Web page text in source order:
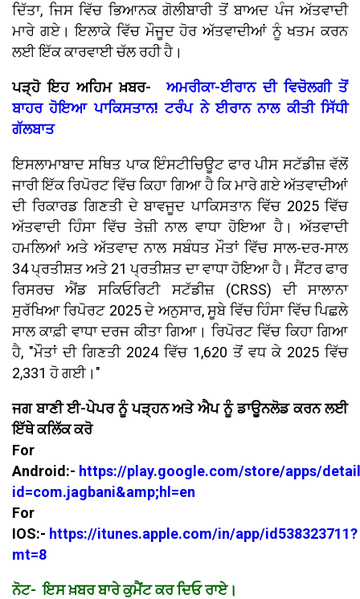
ਦਿੱਤਾ, ਜਿਸ ਵਿੱਚ ਭਿਆਨਕ ਗੋਲੀਬਾਰੀ ਤੋਂ ਬਾਅਦ ਪੰਜ ਅੱਤਵਾਦੀ
ਮਾਰੇ ਗਏ। ਇਲਾਕੇ ਵਿੱਚ ਮੌਜੂਦ ਹੋਰ ਅੱਤਵਾਦੀਆਂ ਨੂੰ ਖਤਮ ਕਰਨ
ਲਈ ਇੱਕ ਕਾਰਵਾਈ ਚੱਲ ਰਹੀ ਹੈ।
ਪੜ੍ਹੋ ਇਹ ਅਹਿਮ ਖ਼ਬਰ-
ਅਮਰੀਕਾ-ਈਰਾਨ ਦੀ ਵਿਚੋਲਗੀ ਤੋਂ
ਬਾਹਰ ਹੋਇਆ ਪਾਕਿਸਤਾਨ! ਟਰੰਪ ਨੇ ਈਰਾਨ ਨਾਲ ਕੀਤੀ ਸਿੱਧੀ
ਗੱਲਬਾਤ
ਇਸਲਾਮਾਬਾਦ ਸਥਿਤ ਪਾਕ ਇੰਸਟੀਚਿਊਟ ਫਾਰ ਪੀਸ ਸਟੱਡੀਜ਼ ਵੱਲੋਂ
ਜਾਰੀ ਇੱਕ ਰਿਪੋਰਟ ਵਿੱਚ ਕਿਹਾ ਗਿਆ ਹੈ ਕਿ ਮਾਰੇ ਗਏ ਅੱਤਵਾਦੀਆਂ
ਦੀ ਰਿਕਾਰਡ ਗਿਣਤੀ ਦੇ ਬਾਵਜੂਦ ਪਾਕਿਸਤਾਨ ਵਿੱਚ 2025 ਵਿੱਚ
ਅੱਤਵਾਦੀ ਹਿੰਸਾ ਵਿੱਚ ਤੇਜ਼ੀ ਨਾਲ ਵਾਧਾ ਹੋਇਆ ਹੈ। ਅੱਤਵਾਦੀ
ਹਮਲਿਆਂ ਅਤੇ ਅੱਤਵਾਦ ਨਾਲ ਸਬੰਧਤ ਮੌਤਾਂ ਵਿੱਚ ਸਾਲ-ਦਰ-ਸਾਲ
34 ਪ੍ਰਤੀਸ਼ਤ ਅਤੇ 21 ਪ੍ਰਤੀਸ਼ਤ ਦਾ ਵਾਧਾ ਹੋਇਆ ਹੈ। ਸੈਂਟਰ ਫਾਰ
ਰਿਸਰਚ ਐਂਡ ਸਕਿਓਰਿਟੀ ਸਟੱਡੀਜ਼ (CRSS) ਦੀ ਸਾਲਾਨਾ
ਸੁਰੱਖਿਆ ਰਿਪੋਰਟ 2025 ਦੇ ਅਨੁਸਾਰ, ਸੂਬੇ ਵਿੱਚ ਹਿੰਸਾ ਵਿੱਚ ਪਿਛਲੇ
ਸਾਲ ਕਾਫ਼ੀ ਵਾਧਾ ਦਰਜ ਕੀਤਾ ਗਿਆ। ਰਿਪੋਰਟ ਵਿੱਚ ਕਿਹਾ ਗਿਆ
ਹੈ, "ਮੌਤਾਂ ਦੀ ਗਿਣਤੀ 2024 ਵਿੱਚ 1,620 ਤੋਂ ਵਧ ਕੇ 2025 ਵਿੱਚ
2,331 ਹੋ ਗਈ।"
ਜਗ ਬਾਣੀ ਈ-ਪੇਪਰ ਨੂੰ ਪੜ੍ਹਨ ਅਤੇ ਐਪ ਨੂੰ ਡਾਊਨਲੋਡ ਕਰਨ ਲਈ
ਇੱਥੇ ਕਲਿੱਕ ਕਰੋ
For
Android:- https://play.google.com/store/apps/
id=com.jagbani&amp;hl=en
For
IOS:- https://itunes.apple.com/in/app/id538323711?
mt=8
ਨੋਟ- ਇਸ ਖ਼ਬਰ ਬਾਰੇ ਕੁਮੈਂਟ ਕਰ ਦਿਓ ਰਾਏ।